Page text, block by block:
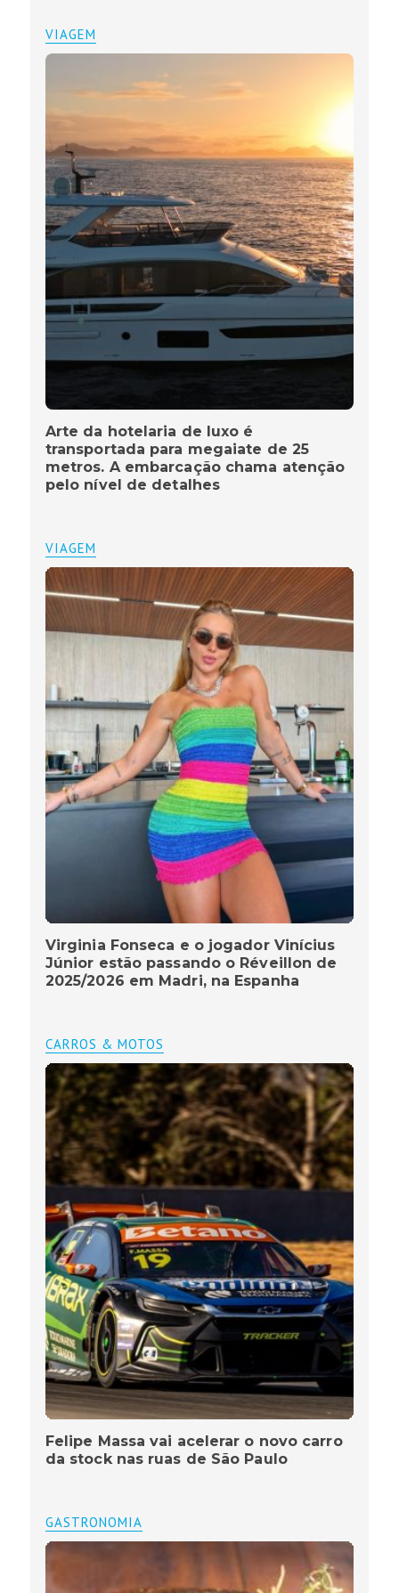
VIAGEM
Arte da hotelaria de luxo é
transportada para megaiate de 25
metros. A embarcação chama atenção
pelo nível de detalhes
VIAGEM
Virginia Fonseca e o jogador Vinícius
Júnior estão passando o Réveillon de
2025/2026 em Madri, na Espanha
CARROS & MOTOS
Felipe Massa vai acelerar o novo carro
da stock nas ruas de São Paulo
GASTRONOMIA